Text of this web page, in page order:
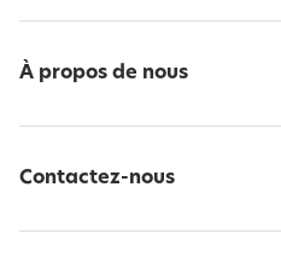
À propos de nous
Contactez-nous